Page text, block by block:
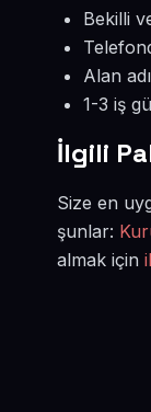
Bekilli
Alan
1-3 iş
İlgili
Size en
şunlar:
almak için